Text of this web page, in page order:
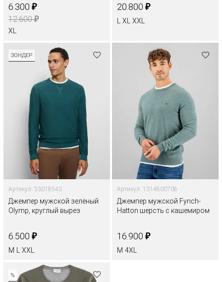
6.300 ₽
12.600₽
XL
20.800 ₽
XL XXL
ЗОНДЕР
Артикул: 53018543
Джемпер мужской зелёный
Olymp, круглый вырез
6.500 ₽
M XXL
Артикул: 1314800708
Джемпер мужской Fynch-
Hatton шерсть с кашемиром
16.900 ₽
M 4XL
%